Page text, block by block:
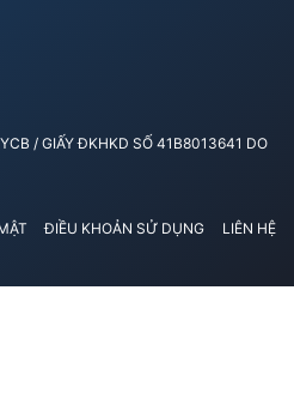
/ GIẤY ĐKHKD SỐ 41B8013641 DO
ĐIỀU KHOẢN SỬ DỤNG LIÊN HỆ